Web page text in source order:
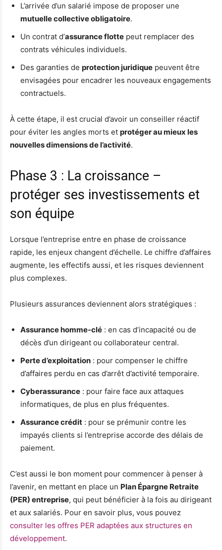
L’arrivée d’un salarié impose de proposer une
mutuelle collective obligatoire.
Un contrat d’assurance flotte peut remplacer des
contrats véhicules individuels.
Des garanties de protection juridique peuvent être
envisagées pour encadrer les nouveaux engagements
contractuels.
À cette étape, il est crucial d’avoir un conseiller réactif
pour éviter les angles morts et protéger au mieux les
nouvelles dimensions de l’activité.
Phase 3 : La croissance –
protéger ses investissements et
son équipe
Lorsque l’entreprise entre en phase de croissance
rapide, les enjeux changent d’échelle. Le chiffre d’affaires
augmente, les effectifs aussi, et les risques deviennent
plus complexes.
Plusieurs assurances deviennent alors stratégiques :
Assurance homme-clé : en cas d’incapacité ou de
décès d’un dirigeant ou collaborateur central.
Perte d’exploitation : pour compenser le chiffre
d’affaires perdu en cas d’arrêt d’activité temporaire.
Cyberassurance : pour faire face aux attaques
informatiques, de plus en plus fréquentes.
Assurance crédit : pour se prémunir contre les
impayés clients si l’entreprise accorde des délais de
paiement.
C’est aussi le bon moment pour commencer à penser à
l’avenir, en mettant en place un Plan Épargne Retraite
(PER) entreprise, qui peut bénéficier à la fois au dirigeant
et aux salariés. Pour en savoir plus, vous pouvez
consulter les offres PER adaptées aux structures en
développement.